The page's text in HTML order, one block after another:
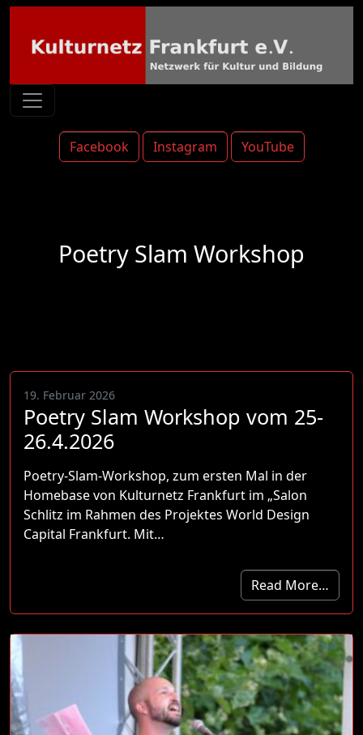
Facebook Instagram YouTube
Poetry Slam Workshop
19. Februar 2026
Poetry Slam Workshop vom 25-
26.4.2026
Poetry-Slam-Workshop, zum ersten Mal in der
Homebase von Kulturnetz Frankfurt im „Salon
Schlitz im Rahmen des Projektes World Design
Capital Frankfurt. Mit…
Read More…